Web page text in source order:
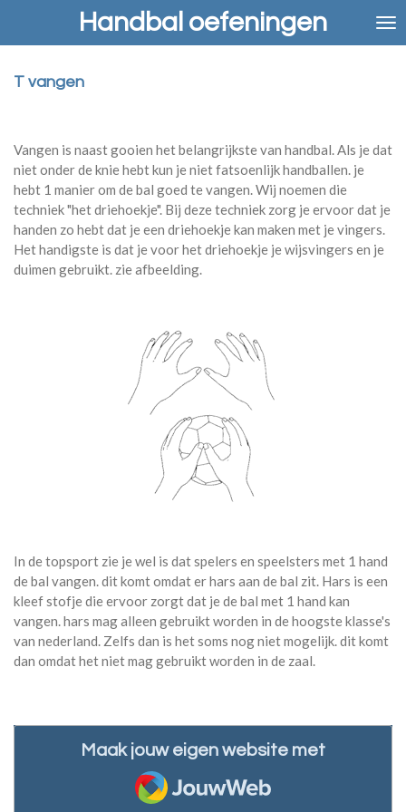
de
Handbal oefeningen
T vangen
Vangen is naast gooien het belangrijkste van handbal. Als je dat
niet onder de knie hebt kun je niet fatsoenlijk handballen. je
hebt 1 manier om de bal goed te vangen. Wij noemen die
techniek "het driehoekje". Bij deze techniek zorg je ervoor dat je
handen zo hebt dat je een driehoekje kan maken met je vingers.
Het handigste is dat je voor het driehoekje je wijsvingers en je
duimen gebruikt. zie afbeelding.
In de topsport zie je wel is dat spelers en speelsters met 1 hand
de bal vangen. dit komt omdat er hars aan de bal zit. Hars is een
kleef stofje die ervoor zorgt dat je de bal met 1 hand kan
vangen. hars mag alleen gebruikt worden in de hoogste klasse's
van nederland. Zelfs dan is het soms nog niet mogelijk. dit komt
dan omdat het niet mag gebruikt worden in de zaal.
Maak jouw eigen website met
JouwWeb